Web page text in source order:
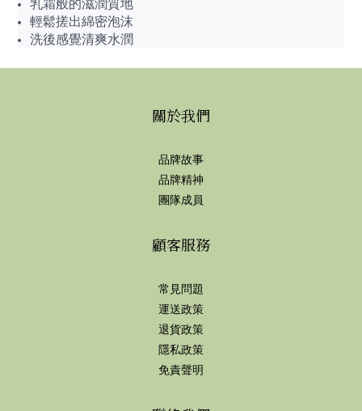
乳霜般的滋潤質地
輕鬆搓出綿密泡沫
洗後感覺清爽水潤
關於我們
品牌故事
品牌精神
團隊成員
顧客服務
常見問題
運送政策
退貨政策
隱私政策
免責聲明